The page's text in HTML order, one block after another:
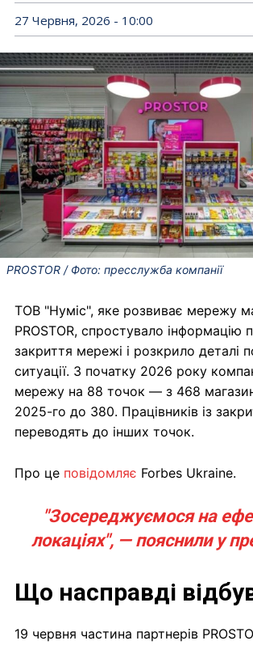
27 Червня, 2026 - 10:00
PROSTOR / Фото: пресслужба компанії
ТОВ "Нуміс", яке розвиває мережу
PROSTOR, спростувало інформацію
закриття мережі і розкрило деталі
ситуації. З початку 2026 року
мережу на 88 точок — з 468
2025-го до 380. Працівників із
переводять до інших точок.
Про це повідомляє Forbes Ukraine.
"Зосереджуємося на
локаціях", — пояснили у
Що насправді
19 червня частина партнерів